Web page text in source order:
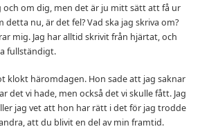
och om dig, men det är ju mitt sätt att få ur
detta nu, är det fel? Vad ska jag skriva om?
mig. Jag har alltid skrivit från hjärtat, och
fullständigt.
klokt häromdagen. Hon sade att jag saknar
det vi hade, men också det vi skulle fått. Jag
jag vet att hon har rätt i det för jag trodde
att du blivit en del av min framtid.